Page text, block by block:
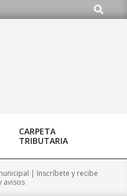
Buscar
CARPETA
TRIBUTARIA
| Inscríbete y recibe
avisos